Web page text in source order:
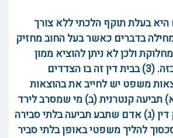
היא בעלת תוקף הלכתי ללא צורך
קניין. (2) מחילה בדברים כאשר בעל החוב מחזיק
ולכן לא ניתן להוציא ממון
מהמוחזק במקרה כזה. (3) בבית דין זה בו הצדדים
משפט יש לחייב את בהוצאות
תביעה קנטרנית (ב) מי שמסרב לירד
דין (ג) אדם שתבע תביעה בלתי סבירה
להליך משפטי באופן בלתי סביר